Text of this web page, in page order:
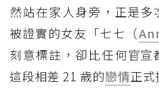
然站在家人身旁，正是多
被證實的女友「七七（
刻意標註，卻比任何官宣
這段相差 21 歲的戀情正式